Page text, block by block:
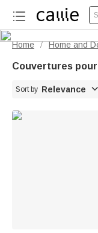
Home / Home and
Couvertures
Sort by Relevance 